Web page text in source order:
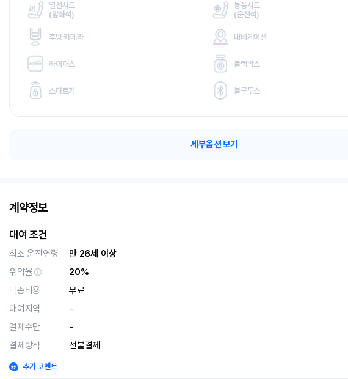
열선시트
(앞좌석)
통풍시트
(운전석)
후방 카메라 내비게이션
하이패스 블랙박스
스마트키 블루투스
세부옵션 보기
계약정보
대여 조건
최소 운전연령
만 26세 이상
위약율
20%
탁송비용
무료
대여지역
-
결제수단
-
결제방식
선불결제
추가 코멘트